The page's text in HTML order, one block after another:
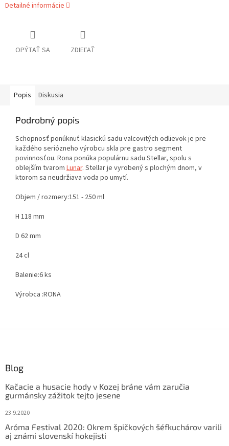
Detailné informácie
OPÝTAŤ SA ZDIEĽAŤ
Popis Diskusia
Podrobný popis
Schopnosť ponúknuť klasickú sadu valcovitých odlievok je pre
každého seriózneho výrobcu skla pre gastro segment
povinnosťou. Rona ponúka populárnu sadu Stellar, spolu s
oblejším tvarom Lunar. Stellar je vyrobený s plochým dnom, v
ktorom sa neudržiava voda po umytí.
Objem / rozmery:151 - 250 ml
H 118 mm
D 62 mm
24 cl
Balenie:6 ks
Výrobca :RONA
Blog
Kačacie a husacie hody v Kozej bráne vám zaručia
gurmánsky zážitok tejto jesene
23.9.2020
Aróma Festival 2020: Okrem špičkových šéfkuchárov varili
aj známi slovenskí hokejisti